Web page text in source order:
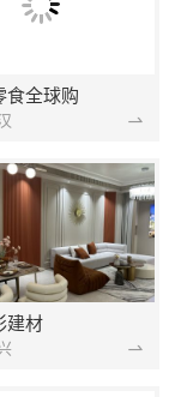
食全球购
建材